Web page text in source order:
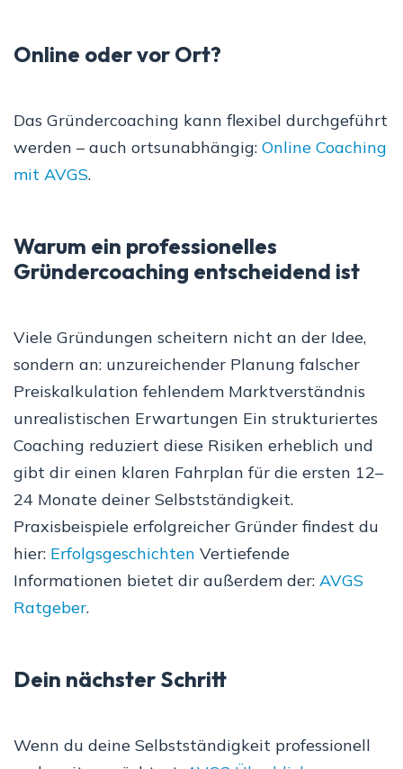
Online oder vor Ort?
Das Gründercoaching kann flexibel durchgeführt
werden – auch ortsunabhängig: Online Coaching
mit AVGS.
Warum ein professionelles
Gründercoaching entscheidend ist
Viele Gründungen scheitern nicht an der Idee,
sondern an: unzureichender Planung falscher
Preiskalkulation fehlendem Marktverständnis
unrealistischen Erwartungen Ein strukturiertes
Coaching reduziert diese Risiken erheblich und
gibt dir einen klaren Fahrplan für die ersten 12–
24 Monate deiner Selbstständigkeit.
Praxisbeispiele erfolgreicher Gründer findest du
hier: Erfolgsgeschichten Vertiefende
Informationen bietet dir außerdem der: AVGS
Ratgeber.
Dein nächster Schritt
Wenn du deine Selbstständigkeit professionell